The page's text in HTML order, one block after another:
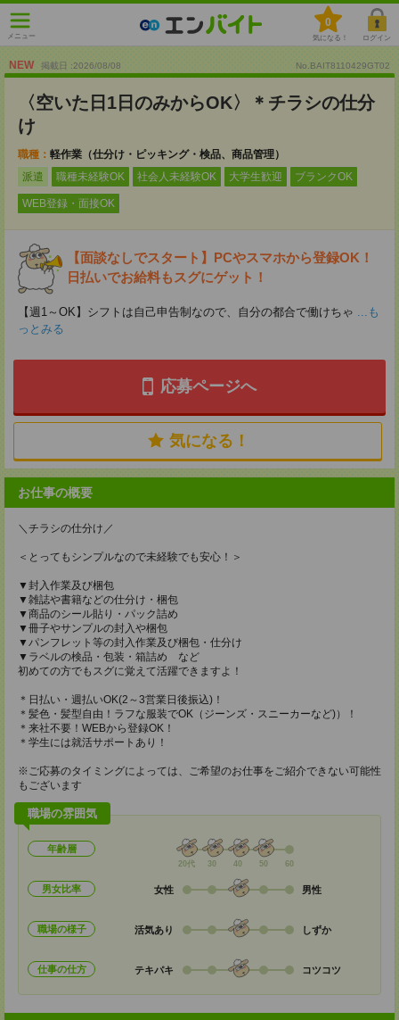
メニュー
0
気になる！ ログイン
NEW 掲載日 :2026/08/08 No.BAIT8110429GT02
〈空いた日1日のみからOK〉＊チラシの仕分
け
職種： 軽作業（仕分け・ピッキング・検品、商品管理）
派遣
職種未経験OK 社会人未経験OK 大学生歓迎 ブランクOK
WEB登録・面接OK
【面談なしでスタート】PCやスマホから登録OK！
日払いでお給料もスグにゲット！
【週1～OK】シフトは自己申告制なので、自分の都合で働けちゃ ...も
っとみる
応募ページへ
気になる！
お仕事の概要
＼チラシの仕分け／
＜とってもシンプルなので未経験でも安心！＞
▼封入作業及び梱包
▼雑誌や書籍などの仕分け・梱包
▼商品のシール貼り・パック詰め
▼冊子やサンプルの封入や梱包
▼パンフレット等の封入作業及び梱包・仕分け
▼ラベルの検品・包装・箱詰め など
初めての方でもスグに覚えて活躍できますよ！
＊日払い・週払いOK(2～3営業日後振込)！
＊髪色・髪型自由！ラフな服装でOK（ジーンズ・スニーカーなど)）！
＊来社不要！WEBから登録OK！
＊学生には就活サポートあり！
※ご応募のタイミングによっては、ご希望のお仕事をご紹介できない可能性
もございます
職場の雰囲気
年齢層
20代 30 40 50 60
男女比率 女性 男性
職場の様子 活気あり しずか
仕事の仕方 テキパキ コツコツ